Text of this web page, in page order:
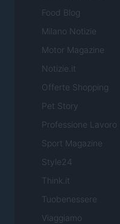
Food Blog
Milano Notizie
Motor Magazine
Notizie.it
Offerte Shopping
Pet Story
Professione Lavoro
Sport Magazine
Style24
Think.it
Tuobenessere
Viaggiamo